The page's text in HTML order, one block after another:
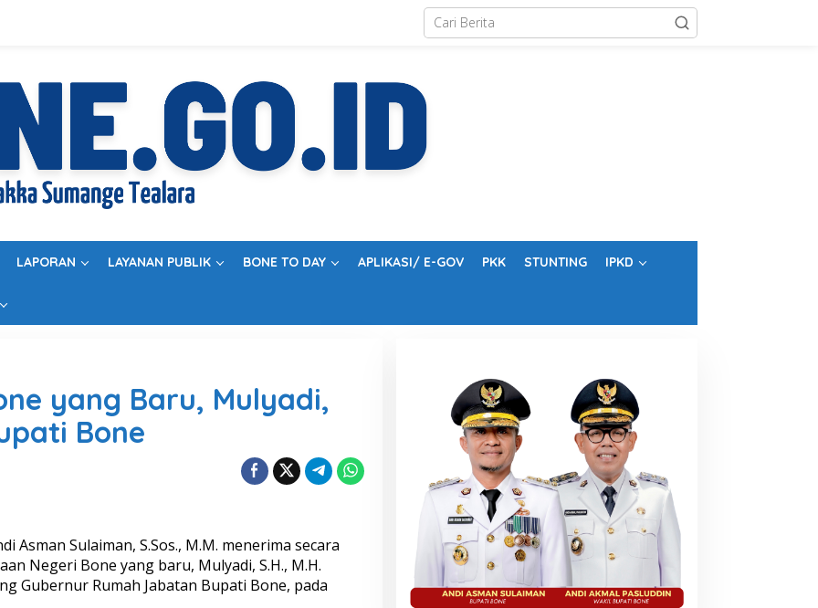
LAPORAN LAYANAN PUBLIK BONE TO DAY APLIKASI/ E-GOV PKK STUNTING IPKD
yang Baru, Mulyadi,
Bone
Asman Sulaiman, S.Sos., M.M. menerima secara
Negeri Bone yang baru, Mulyadi, S.H., M.H.
Gubernur Rumah Jabatan Bupati Bone, pada